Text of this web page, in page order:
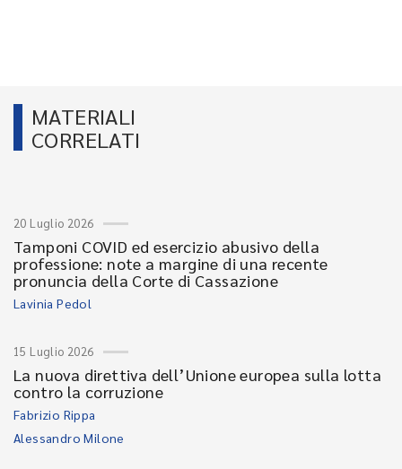
MATERIALI
CORRELATI
20 Luglio 2026
Tamponi COVID ed esercizio abusivo della
professione: note a margine di una recente
pronuncia della Corte di Cassazione
Lavinia Pedol
15 Luglio 2026
La nuova direttiva dell’Unione europea sulla lotta
contro la corruzione
Fabrizio Rippa
Alessandro Milone